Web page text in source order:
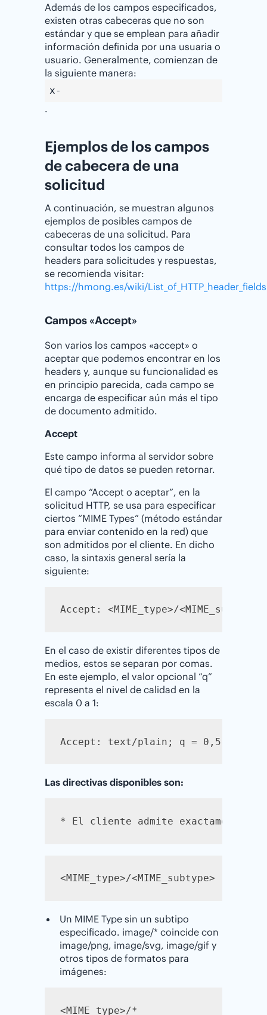
Además de los campos especificados,
existen otras cabeceras que no son
estándar y que se emplean para añadir
información definida por una usuaria o
usuario. Generalmente, comienzan de
la siguiente manera:
x-
.
Ejemplos de los campos
de cabecera de una
solicitud
A continuación, se muestran algunos
ejemplos de posibles campos de
cabeceras de una solicitud. Para
consultar todos los campos de
headers para solicitudes y respuestas,
se recomienda visitar:
https://hmong.es/wiki/List_of_HTTP_header_fields
Campos «Accept»
Son varios los campos «accept» o
aceptar que podemos encontrar en los
headers y, aunque su funcionalidad es
en principio parecida, cada campo se
encarga de especificar aún más el tipo
de documento admitido.
Accept
Este campo informa al servidor sobre
qué tipo de datos se pueden retornar.
El campo “Accept o aceptar”, en la
solicitud HTTP, se usa para especificar
ciertos “MIME Types” (método estándar
para enviar contenido en la red) que
son admitidos por el cliente. En dicho
caso, la sintaxis general sería la
siguiente:
Accept: <MIME_type>/
En el caso de existir diferentes tipos de
medios, estos se separan por comas.
En este ejemplo, el valor opcional “q”
representa el nivel de calidad en la
escala 0 a 1:
Accept: text/plain; q = 0,5,
Las directivas disponibles son:
<MIME_type>/<MIME_subtype>
Un MIME Type sin un subtipo
especificado. image/* coincide con
image/png, image/svg, image/gif y
otros tipos de formatos para
imágenes:
<MIME_type>/*